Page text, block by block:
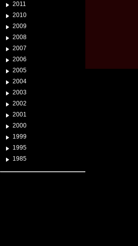
2011
2010
2009
2008
2007
2006
2005
2004
2003
2002
2001
2000
1999
1995
1985